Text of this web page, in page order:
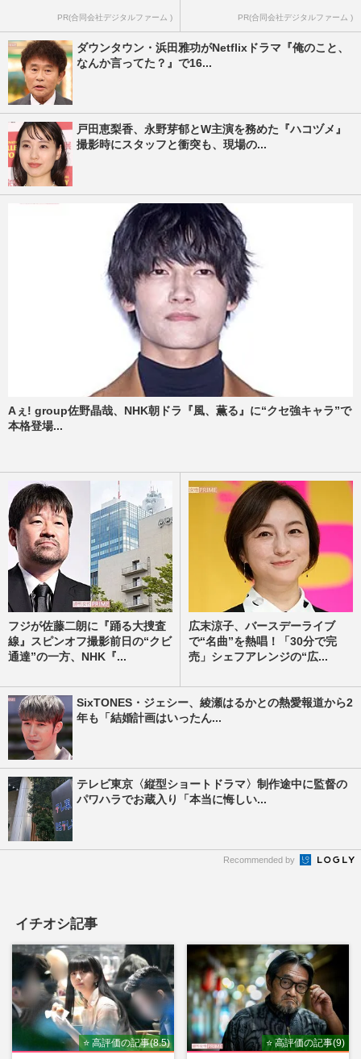
PR(合同会社デジタルファーム ) PR(合同会社デジタルファーム )
ダウンタウン・浜田雅功がNetflixドラマ『俺のこと、
なんか言ってた？』で16...
戸田恵梨香、永野芽郁とW主演を務めた『ハコヅメ』
撮影時にスタッフと衝突も、現場の...
Aぇ! group佐野晶哉、NHK朝ドラ『風、薫る』に“クセ強キャラ”で
本格登場...
フジが佐藤二朗に『踊る大捜査
線』スピンオフ撮影前日の“クビ
通達”の一方、NHK『...
広末涼子、バースデーライブ
で“名曲”を熱唱！「30分で完
売」シェフアレンジの“広...
SixTONES・ジェシー、綾瀬はるかとの熱愛報道から2
年も「結婚計画はいったん...
テレビ東京〈縦型ショートドラマ〉制作途中に監督の
パワハラでお蔵入り「本当に悔しい...
Recommended by
イチオシ記事
⭐ 高評価の記事(8.5) ⭐ 高評価の記事(9)